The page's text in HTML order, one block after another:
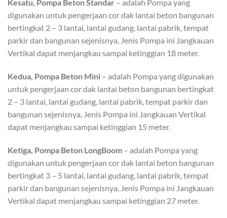
Kesatu, Pompa Beton Standar – adalah Pompa yang
digunakan untuk pengerjaan cor dak lantai beton bangunan
bertingkat 2 – 3 lantai, lantai gudang, lantai pabrik, tempat
parkir dan bangunan sejenisnya, Jenis Pompa ini Jangkauan
Vertikal dapat menjangkau sampai ketinggian 18 meter.
Kedua, Pompa Beton Mini – adalah Pompa yang digunakan
untuk pengerjaan cor dak lantai beton bangunan bertingkat
2 – 3 lantai, lantai gudang, lantai pabrik, tempat parkir dan
bangunan sejenisnya, Jenis Pompa ini Jangkauan Vertikal
dapat menjangkau sampai ketinggian 15 meter.
Ketiga, Pompa Beton LongBoom – adalah Pompa yang
digunakan untuk pengerjaan cor dak lantai beton bangunan
bertingkat 3 – 5 lantai, lantai gudang, lantai pabrik, tempat
parkir dan bangunan sejenisnya, Jenis Pompa ini Jangkauan
Vertikal dapat menjangkau sampai ketinggian 27 meter.